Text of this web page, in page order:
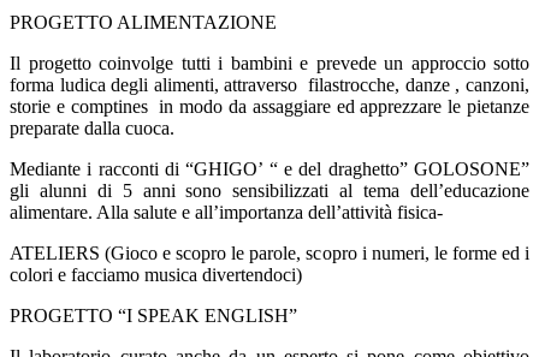
PROGETTO ALIMENTAZIONE
Il progetto coinvolge tutti i bambini e prevede un approccio sotto
forma ludica degli alimenti, attraverso filastrocche, danze , canzoni,
storie e comptines in modo da assaggiare ed apprezzare le pietanze
preparate dalla cuoca.
Mediante i racconti di “GHIGO’ “ e del draghetto” GOLOSONE”
gli alunni di 5 anni sono sensibilizzati al tema dell’educazione
alimentare. Alla salute e all’importanza dell’attività fisica-
ATELIERS (Gioco e scopro le parole, scopro i numeri, le forme ed i
colori e facciamo musica divertendoci)
PROGETTO “I SPEAK ENGLISH”